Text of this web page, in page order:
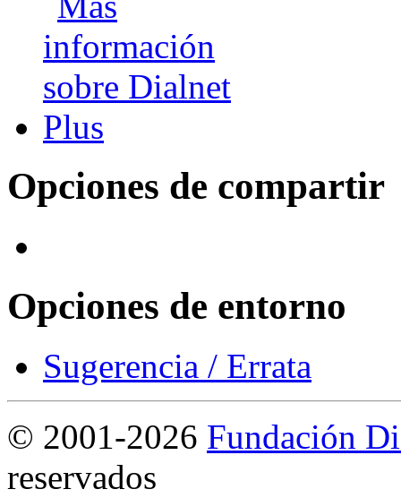
Opciones de compartir
Opciones de entorno
Sugerencia / Errata
© 2001-2026 Fundación
reservados